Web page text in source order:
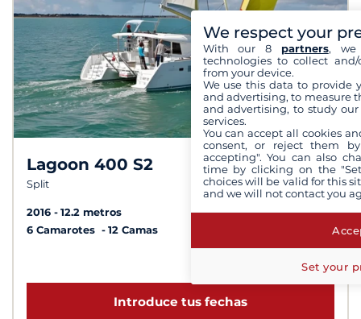
Lagoon 400 S2
Split
8,9 /10
2016
12.2 metros
6 Camarotes
12 Camas
a partir de 3 000 €
Introduce tus fechas
We respect your
With our 8 partners, we
technologies to collect
from your device.
We use this data to provide
and advertising, to measure
and advertising, to study
services.
You can accept all cookies
consent, or reject them
accepting". You can also
time by clicking on the
choices will be valid for this
and we will not contact you
Set your